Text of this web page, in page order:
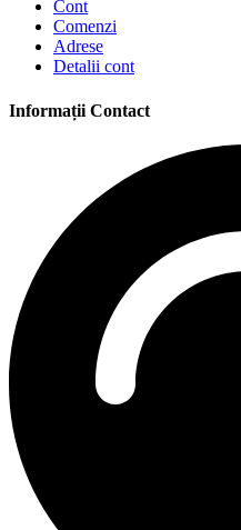
Cont
Comenzi
Adrese
Detalii cont
Informații Contact